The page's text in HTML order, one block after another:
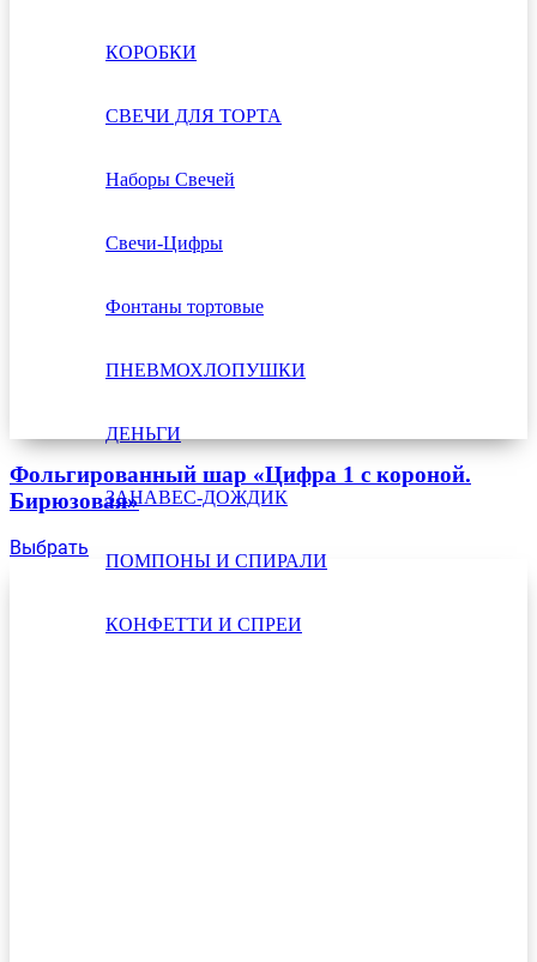
КОРОБКИ
СВЕЧИ ДЛЯ ТОРТА
Наборы Свечей
Свечи-Цифры
Фонтаны тортовые
ПНЕВМОХЛОПУШКИ
ДЕНЬГИ
ЗАНАВЕС-ДОЖДИК
ПОМПОНЫ И СПИРАЛИ
КОНФЕТТИ И СПРЕИ
Фольгированный шар «Цифра 1 с короной.
Бирюзовая»
Выбрать